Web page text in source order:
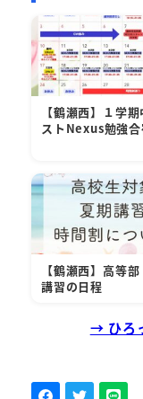
【鶴瀬西】１学
ストNexus勉強
【鶴瀬西】高等
講習の日程
→ ひろ